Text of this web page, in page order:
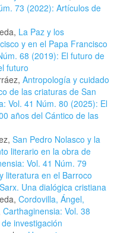
73 (2022): Artículos de
La Paz y los
y en el Papa Francisco
68 (2019): El futuro de
futuro
Antropología y cuidado
de las criaturas de San
Vol. 41 Núm. 80 (2025): El
años del Cántico de las
San Pedro Nolasco y la
literario en la obra de
Vol. 41 Núm. 79
literatura en el Barroco
Una dialógica cristiana
Cordovilla, Ángel,
Carthaginensia: Vol. 38
investigación